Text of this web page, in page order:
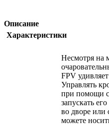
Описание
Характеристики
Несмотря на
FPV
Управлять
при помощи
запускать
во дворе или
можете